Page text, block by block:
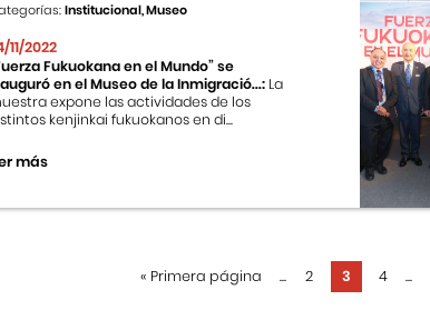
Institucional, Museo
11/2022
Fukuokana en el Mundo” se
en el Museo de la Inmigració...: La
expone las actividades de los
kenjinkai fukuokanos en di...
más
« Primera página ... 2 3 4 ...